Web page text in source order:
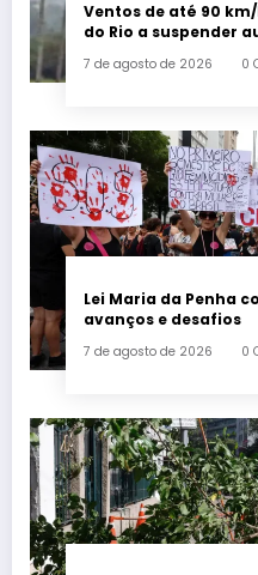
Ventos de até 90
do Rio a suspender
7 de agosto de 2026 0
Lei Maria da Penha
avanços e desafios
7 de agosto de 2026 0